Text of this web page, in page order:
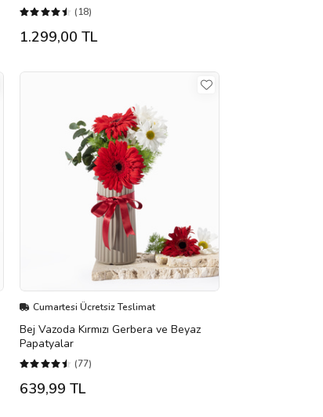
(18)
1.299,00 TL
Cumartesi Ücretsiz Teslimat
Bej Vazoda Kırmızı Gerbera ve Beyaz
Papatyalar
(77)
639,99 TL